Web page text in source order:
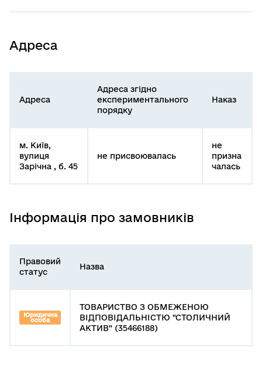
Адреса
Адреса
Адреса згідно
експериментального
порядку
Наказ
м. Київ,
вулиця
Зарічна , б. 45
не присвоювалась
не
призна
чалась
Інформація про замовників
Правовий
статус
Назва
Юридична
особа
ТОВАРИСТВО З ОБМЕЖЕНОЮ
ВІДПОВІДАЛЬНІСТЮ "СТОЛИЧНИЙ
АКТИВ" (35466188)